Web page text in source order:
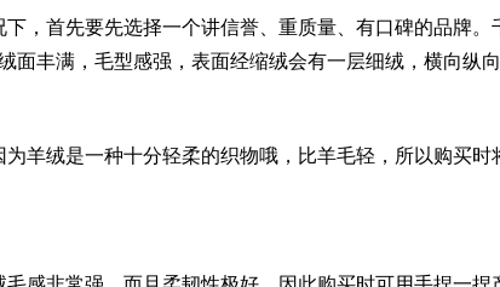
首先要先选择一个讲信誉、重质量、有口碑的品牌。
面丰满，毛型感强，表面经缩绒会有一层细绒，横向纵
绒是一种十分轻柔的织物哦，比羊毛轻，所以购买时